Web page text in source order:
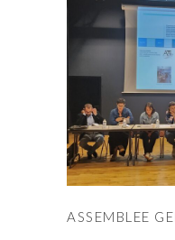
ASSEMBLEE